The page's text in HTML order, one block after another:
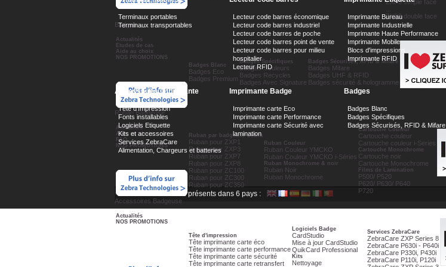
ZXP3 simple face
ZXP3 double face
Badges
Actualités
Etudes de cas
Aide au choix
NOS PROMOTIONS
Badges Blanc
Badges Eco
Badges Premium
Badges Spécifiques
Badges Couleurs
Badges Recycles
Badges Avec Signature
Badges Sécurisés, RFID & Mifare
Badges Mifare
Badges UHF & RFID
Badges sécurité & hologramme
Ruban Badgeuse
Actualités
Aide au choix
FAQ
NOS PROMOTIONS
Ruban par badgeuse Zebra
Ruban pour ZXP1
Ruban pour ZXP3
Ruban pour ZXP7
Ruban pour ZXP8
Ruban pour ZC100
Ruban pour ZC300
Ruban pour ZC350
Ruban Couleur
Ruban Couleur YMCKO
Ruban Couleur YMCKO i-Séries
Ruban Monochrome & noir
Ruban Noir
Ruban Monochrome
Cartouche Couleur
Cartouche couleur
Cartouche couleur i-Series
Cartouche Monochrome
Cartouche noir
Cartouche Monochrome
Films de Lamination
P500/ P520
P620/ P630/ P640
P720
Accessoires Badgeuse
Actualités
NOS PROMOTIONS
Tête d'impression
Tête imprimante carte éco
Tête imprimante carte performance
Tête imprimante carte sécurité
Tête imprimante carte retransfert
Logiciels Badge
CardStudio
Mise à jour CardStudio
QuikCard Professional
Kits
Nettoyage
Services ZebraCare
ZebraCare ZXP Series 8
ZebraCare P630i - P640i
ZebraCare P330i, P430i
ZebraCare P110i, P120i
Terminaux portables
Terminaux transportables
Lecteur code barres économique
Lecteur code barres industriel
Lecteur code barres de poche
Lecteur code barres point de vente
Lecteur code barres pour milieu
hospitalier
Lecteur RFID
Imprimante Bureau
Imprimante Industrielle
Imprimante Haute Performance
Imprimante Mobile
Blocs d'impressions
Imprimante RFID
Accessoires Imprimante
Tête d'Impression
Fonts installables
Logiciels Etiquette
Kits et accessoires
Services ZebraCare
Alimentation, Chargeurs et batteries
Imprimante Badge
Imprimante carte Eco
Imprimante carte Performance
Imprimante carte Sécurité avec
lamination
Badges
Badges Blanc
Badges Spécifiques
Badges Sécurisés, RFID & Mifare
Nous sommes aussi présents dans 6 pays :